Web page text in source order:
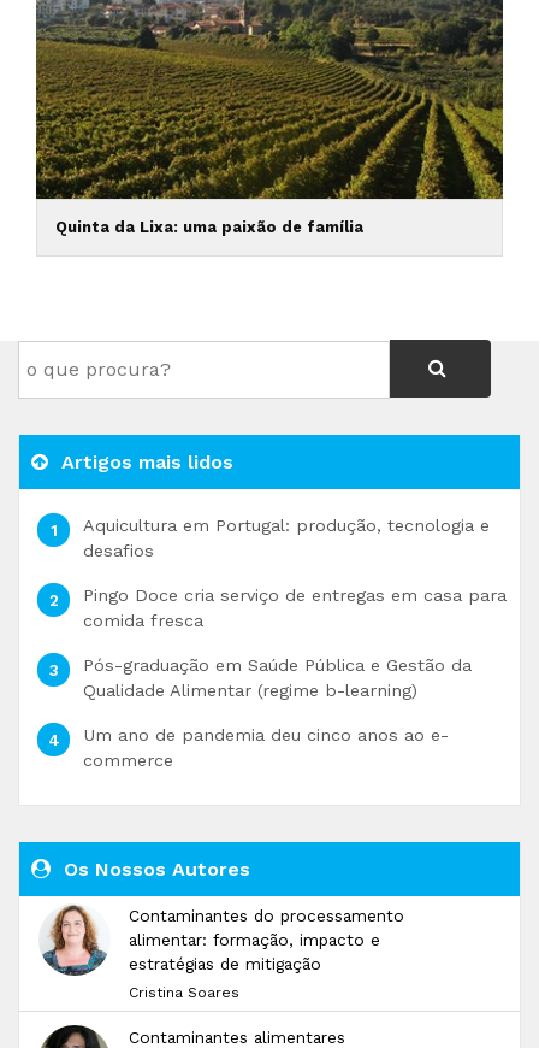
Quinta da Lixa: uma paixão de família
Artigos mais lidos
Aquicultura em Portugal: produção, tecnologia e
desafios
Pingo Doce cria serviço de entregas em casa para
comida fresca
Pós-graduação em Saúde Pública e Gestão da
Qualidade Alimentar (regime b-learning)
Um ano de pandemia deu cinco anos ao e-
commerce
Os Nossos Autores
Contaminantes do processamento
alimentar: formação, impacto e
estratégias de mitigação
Cristina Soares
Contaminantes alimentares